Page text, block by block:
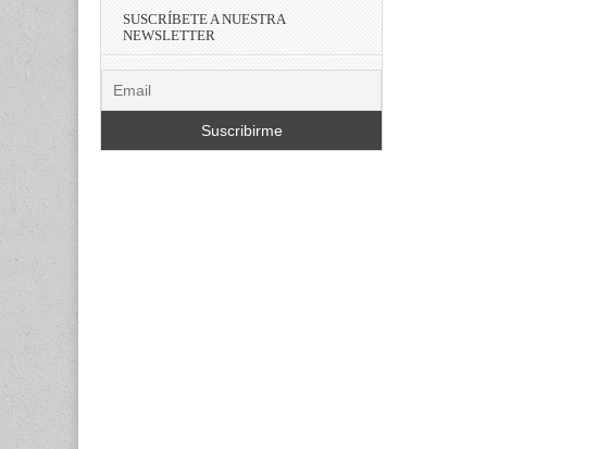
SUSCRÍBETE A NUESTRA
NEWSLETTER